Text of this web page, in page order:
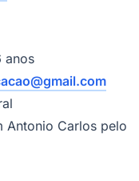
anos
Antonio Carlos pelo